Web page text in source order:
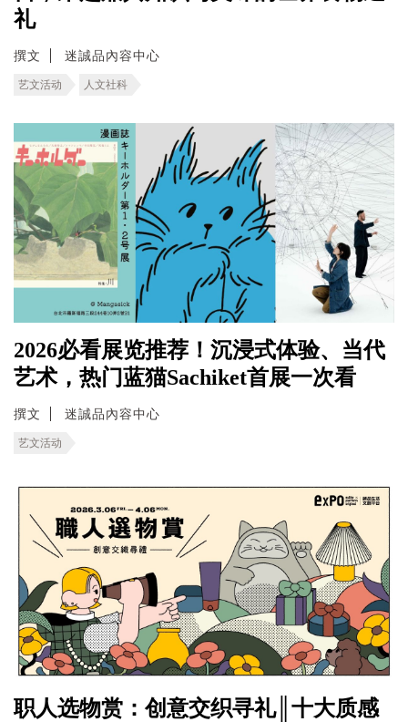
礼
撰文 迷誠品內容中心
艺文活动 人文社科
2026必看展览推荐！沉浸式体验、当代
艺术，热门蓝猫Sachiket首展一次看
撰文 迷誠品內容中心
艺文活动
职人选物赏：创意交织寻礼║十大质感